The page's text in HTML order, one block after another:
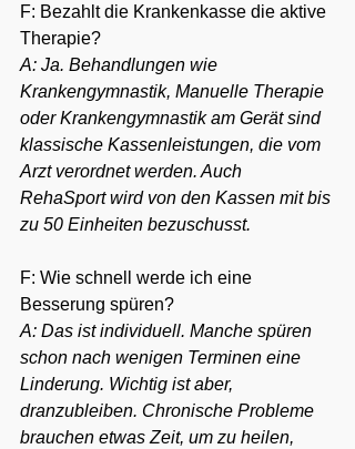
F: Bezahlt die Krankenkasse die aktive
Therapie?
A: Ja. Behandlungen wie
Krankengymnastik, Manuelle Therapie
oder Krankengymnastik am Gerät sind
klassische Kassenleistungen, die vom
Arzt verordnet werden. Auch
RehaSport wird von den Kassen mit bis
zu 50 Einheiten bezuschusst.
F: Wie schnell werde ich eine
Besserung spüren?
A: Das ist individuell. Manche spüren
schon nach wenigen Terminen eine
Linderung. Wichtig ist aber,
dranzubleiben. Chronische Probleme
brauchen etwas Zeit, um zu heilen,